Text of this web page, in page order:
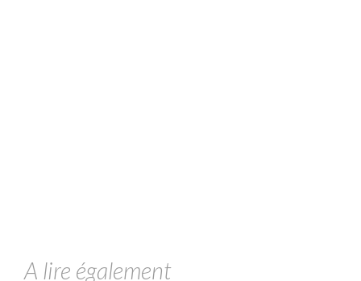
A lire également